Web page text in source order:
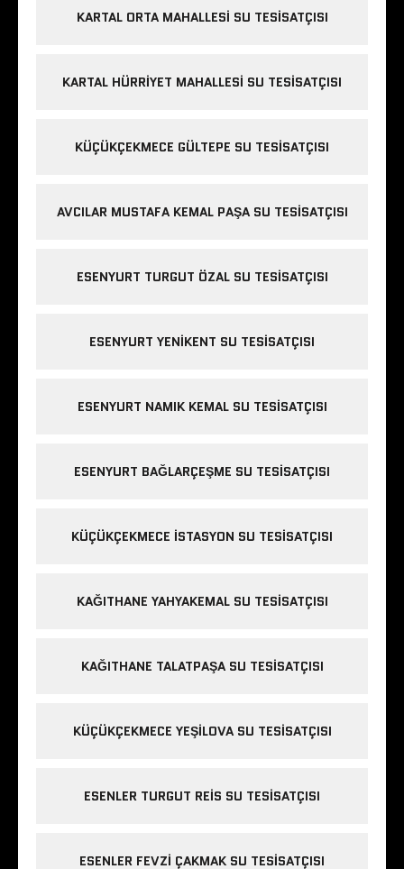
KARTAL ORTA MAHALLESI SU TESISATÇISI
KARTAL HÜRRIYET MAHALLESI SU TESISATÇISI
KÜÇÜKÇEKMECE GÜLTEPE SU TESISATÇISI
AVCILAR MUSTAFA KEMAL PAŞA SU TESISATÇISI
ESENYURT TURGUT ÖZAL SU TESISATÇISI
ESENYURT YENIKENT SU TESISATÇISI
ESENYURT NAMIK KEMAL SU TESISATÇISI
ESENYURT BAĞLARÇEŞME SU TESISATÇISI
KÜÇÜKÇEKMECE ISTASYON SU TESISATÇISI
KAĞITHANE YAHYAKEMAL SU TESISATÇISI
KAĞITHANE TALATPAŞA SU TESISATÇISI
KÜÇÜKÇEKMECE YEŞILOVA SU TESISATÇISI
ESENLER TURGUT REIS SU TESISATÇISI
ESENLER FEVZI ÇAKMAK SU TESISATÇISI